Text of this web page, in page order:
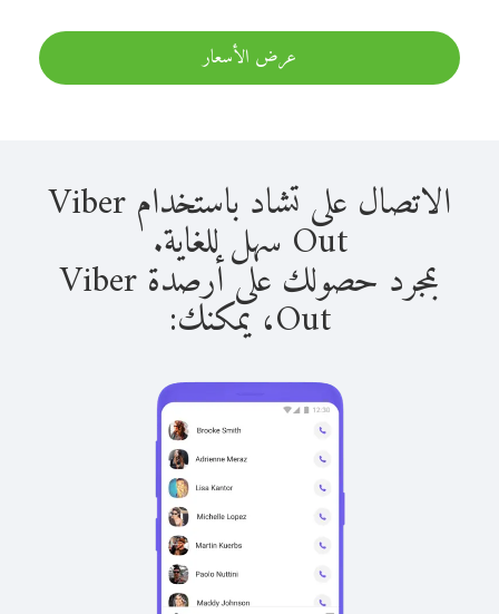
عرض الأسعار
الاتصال على تشاد باستخدام Viber
Out سهل للغاية.
بمجرد حصولك على أرصدة Viber
Out، يمكنك: